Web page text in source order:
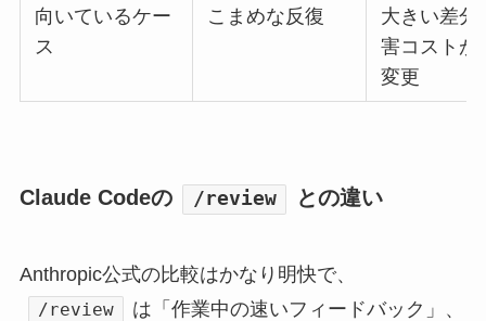
向いているケー
ス
こまめな反復
大きい差分
害コストが
変更
Claude Codeの /review との違い
Anthropic公式の比較はかなり明快で、
/review は「作業中の速いフィードバック」、